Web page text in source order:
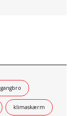
gangbro
klimaskærm